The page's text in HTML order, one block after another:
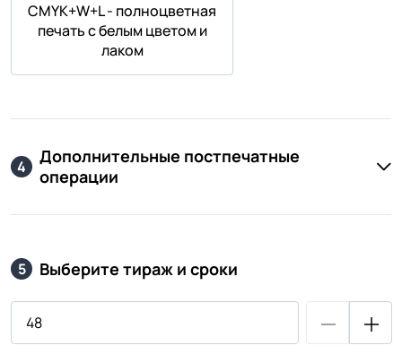
СMYK+W+L - полноцветная
печать с белым цветом и
лаком
4
Дополнительные постпечатные
операции
5 Выберите тираж и сроки